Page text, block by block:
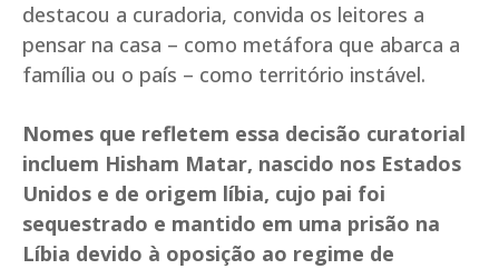
destacou a curadoria, convida os leitores a
pensar na casa – como metáfora que abarca a
família ou o país – como território instável.
Nomes que refletem essa decisão curatorial
incluem Hisham Matar, nascido nos Estados
Unidos e de origem líbia, cujo pai foi
sequestrado e mantido em uma prisão na
Líbia devido à oposição ao regime de